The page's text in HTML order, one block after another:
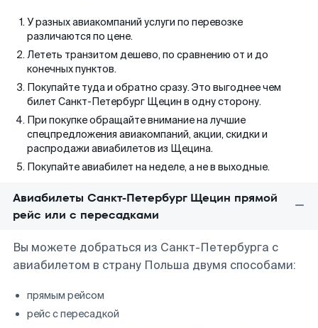
У разных авиакомпаний услуги по перевозке
различаются по цене.
Лететь транзитом дешево, по сравнению от и до
конечных пунктов.
Покупайте туда и обратно сразу. Это выгоднее чем
билет Санкт-Петербург Щецин в одну сторону.
При покупке обращайте внимание на лучшие
спецпредложения авиакомпаний, акции, скидки и
распродажи авиабилетов из Щецина.
Покупайте авиабилет на неделе, а не в выходные.
Авиабилеты Санкт-Петербург Щецин прямой
рейс или с пересадками
Вы можете добраться из Санкт-Петербурга с
авиабилетом в страну Польша двумя способами:
прямым рейсом
рейс с пересадкой